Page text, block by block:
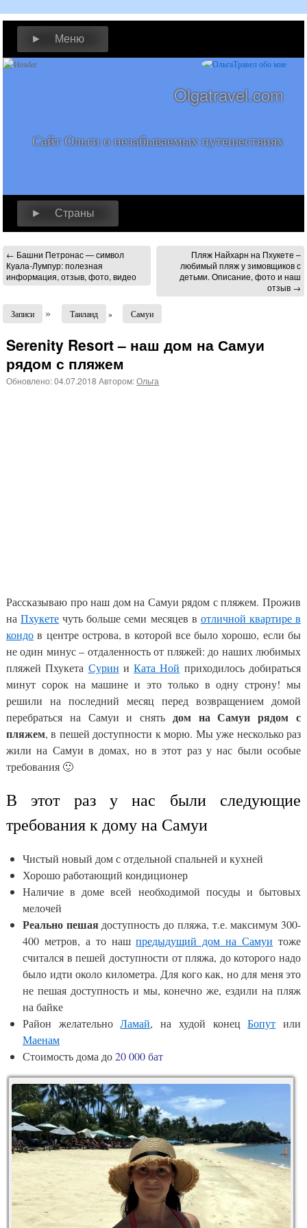
► Меню
Olgatravel.com
Сайт Ольги о незабываемых путешествиях
► Страны
← Башни Петронас — символ
Куала-Лумпур: полезная
информация, отзыв, фото, видео
Пляж Найхарн на Пхукете –
любимый пляж у зимовщиков с
детьми. Описание, фото и наш
отзыв →
Записи » Таиланд » Самуи
Serenity Resort – наш дом на Самуи
рядом с пляжем
Обновлено:04.07.2018 Автором:Ольга
Рассказываю про наш дом на Самуи рядом с пляжем. Прожив
наПхукете чуть больше семи месяцев в отличной квартире в
кондо в центре острова, в которой все было хорошо, если бы
не один минус – отдаленность от пляжей: до наших любимых
пляжей Пхукета Сурин иКата Ной приходилось добираться
минут сорок на машине и это только в одну строну! мы
решили на последний месяц перед возвращением домой
перебраться на Самуи и снять дом на Самуи рядом с
пляжем, в пешей доступности к морю. Мы уже несколько раз
жили на Самуи в домах, но в этот раз у нас были особые
требования 🙂
В этот раз у нас были следующие
требования к дому на Самуи
Чистый новый дом с отдельной спальней и кухней
Хорошо работающий кондиционер
Наличие в доме всей необходимой посуды и бытовых
мелочей
Реально пешаядоступность до пляжа, т.е. максимум 300-
400 метров, а то нашпредыдущий дом на Самуи тоже
считался в пешей доступности от пляжа, до которого надо
было идти около километра. Для кого как, но для меня это
не пешая доступность и мы, конечно же, ездили на пляж
на байке
Район желательноЛамай, на худой конецБопут или
Маенам
Стоимость дома до20 000 бат